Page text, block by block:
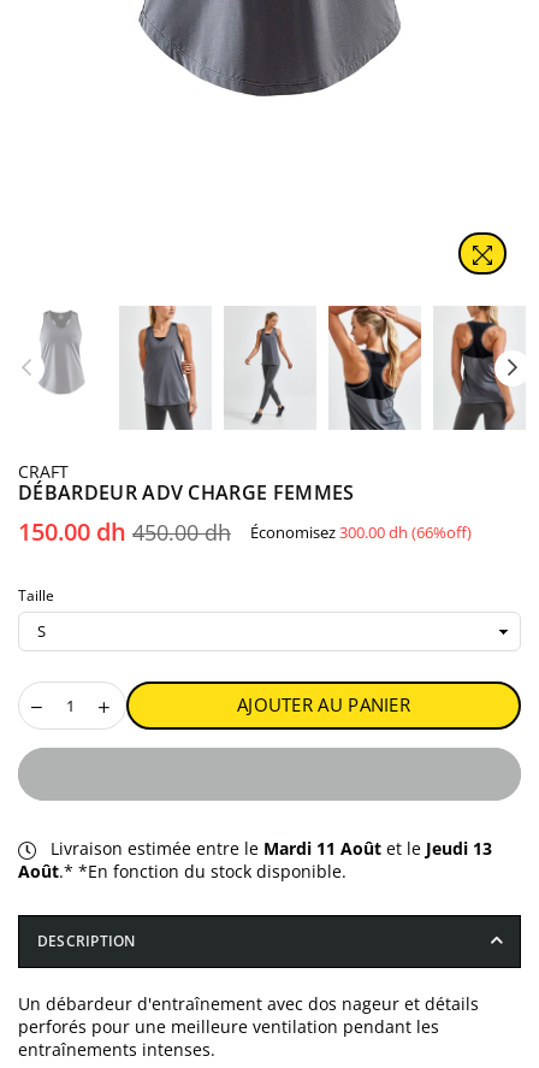
CRAFT
DÉBARDEUR ADV CHARGE FEMMES
Prix
150.00 dh 450.00 dh Économisez300.00 dh (66%off)
Taille
AJOUTER AU PANIER
Livraison estimée entre le Mardi 11 Août et le Jeudi 13
Août.* *En fonction du stock disponible.
DESCRIPTION
Un débardeur d'entraînement avec dos nageur et détails
perforés pour une meilleure ventilation pendant les
entraînements intenses.